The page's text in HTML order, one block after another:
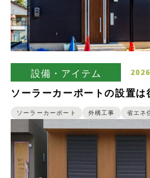
設備・アイテム
ソーラーカーポートの設置
人が指摘するデメリットを紹
ソーラーカーポート 外構工事 省エネ